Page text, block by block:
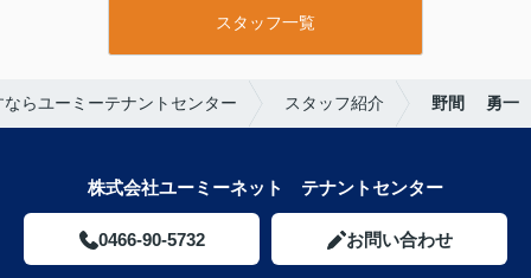
から公式アカウントを友だち追加で
https://lin.ee/2wNzceQ
スタッフ一覧
らユーミーテナントセンター スタッフ紹介 野間 勇一
株式会社ユーミーネット テナントセンター
0466-90-5732 お問い合わせ